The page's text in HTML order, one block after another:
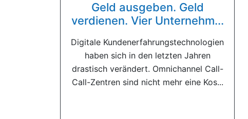
Geld ausgeben. Geld
verdienen. Vier Unternehm...
Digitale Kundenerfahrungstechnologien
haben sich in den letzten Jahren
drastisch verändert. Omnichannel Call-
Call-Zentren sind nicht mehr eine Kos...